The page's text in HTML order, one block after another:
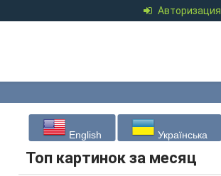
Авторизация
English Українська
Топ картинок за месяц